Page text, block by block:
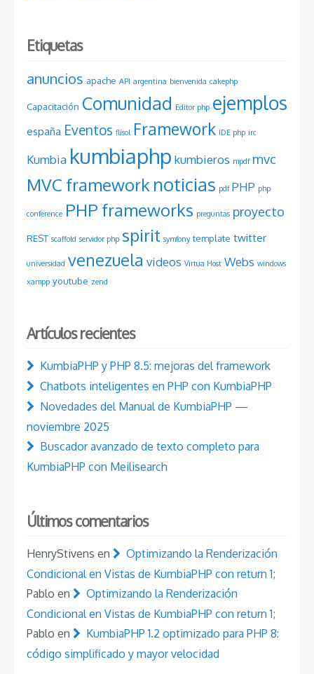
Etiquetas
anuncios apache API argentina bienvenida cakephp
Capacitación Comunidad Editor php ejemplos
españa Eventos flisol Framework IDE php irc
Kumbia kumbiaphp kumbieros mpdf mvc
MVC framework noticias pdf PHP php
conference PHP frameworks preguntas proyecto
REST scaffold servidor php spirit symfony template twitter
universidad venezuela videos Virtua Host Webs windows
xampp youtube zend
Artículos recientes
KumbiaPHP y PHP 8.5: mejoras del framework
Chatbots inteligentes en PHP con KumbiaPHP
Novedades del Manual de KumbiaPHP —
noviembre 2025
Buscador avanzado de texto completo para
KumbiaPHP con Meilisearch
Últimos comentarios
HenryStivens en
Optimizando la Renderización
Condicional en Vistas de KumbiaPHP con return 1;
Pablo en
Optimizando la Renderización
Condicional en Vistas de KumbiaPHP con return 1;
Pablo en
KumbiaPHP 1.2 optimizado para PHP 8:
código simplificado y mayor velocidad